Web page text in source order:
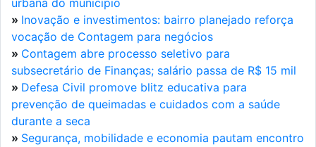
urbana do município
» Inovação e investimentos: bairro planejado reforça
vocação de Contagem para negócios
» Contagem abre processo seletivo para
subsecretário de Finanças; salário passa de R$ 15 mil
» Defesa Civil promove blitz educativa para
prevenção de queimadas e cuidados com a saúde
durante a seca
» Segurança, mobilidade e economia pautam encontro